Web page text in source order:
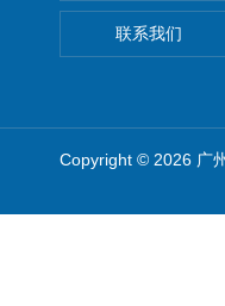
联系我们
Copyright © 2026 广